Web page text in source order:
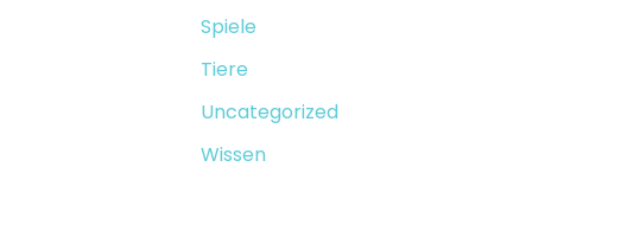
Spiele
Tiere
Uncategorized
Wissen